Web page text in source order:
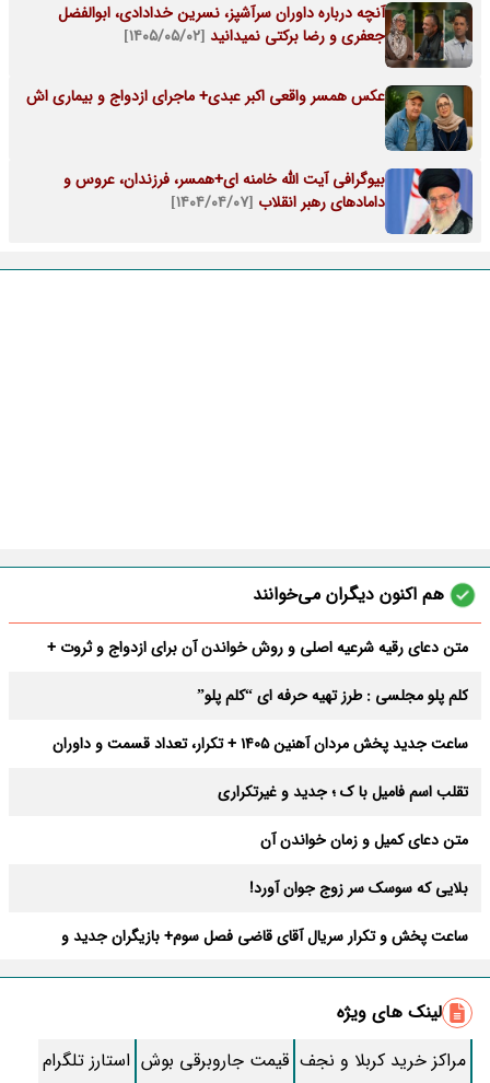
آنچه درباره داوران سرآشپز، نسرین خدادادی، ابوالفضل
جعفری و رضا برکتی نمیدانید [۱۴۰۵/۰۵/۰۲]
عکس همسر واقعی اکبر عبدی+ ماجرای ازدواج و بیماری اش
بیوگرافی آیت الله خامنه ای+همسر، فرزندان، عروس و
دامادهای رهبر انقلاب [۱۴۰۴/۰۴/۰۷]
هم اکنون دیگران می‌خوانند
متن دعای رقیه شرعیه اصلی و روش خواندن آن برای ازدواج و ثروت +
کلم پلو مجلسی : طرز تهیه حرفه ای “کلم پلو”
ساعت جدید پخش مردان آهنین 1405 + تکرار، تعداد قسمت و داوران
تقلب اسم فامیل با ک ؛ جدید و غیرتکراری
متن دعای کمیل و زمان خواندن آن
بلایی که سوسک سر زوج جوان آورد!
ساعت پخش و تکرار سریال آقای قاضی فصل سوم+ بازیگران جدید و
طرز تهیه سالاد ماکارونی خانگی خوشمزه و لذیذ + آموزش تصویری
طرز تهیه پاستا با سس آلفردو و مرغ فوری + آموزش تصویری پنه
لینک های ویژه
مراکز خرید کربلا و نجف قیمت جاروبرقی بوش استارز تلگرام